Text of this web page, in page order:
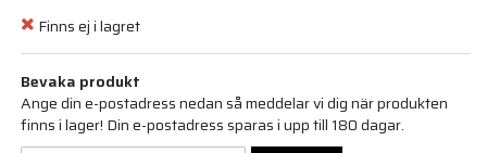
Finns ej i lagret
Bevaka produkt
Ange din e-postadress nedan så meddelar vi dig när produkten
finns i lager! Din e-postadress sparas i upp till 180 dagar.